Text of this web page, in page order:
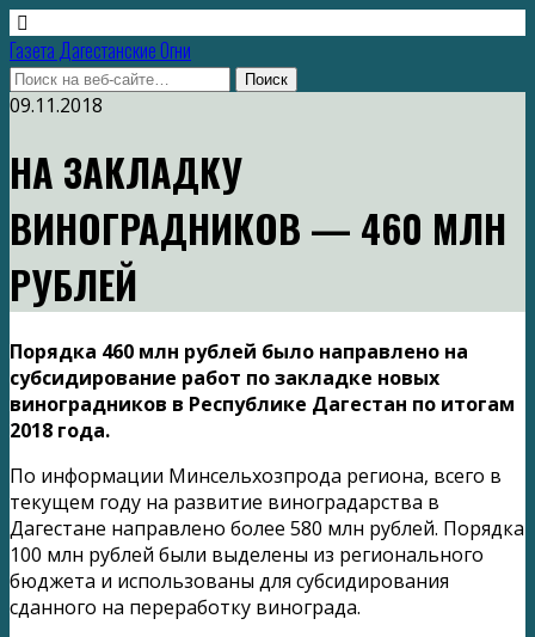
Газета Дагестанские Огни
09.11.2018
НА ЗАКЛАДКУ
ВИНОГРАДНИКОВ — 460 МЛН
РУБЛЕЙ
Порядка 460 млн рублей было направлено на
субсидирование работ по закладке новых
виноградников в Республике Дагестан по итогам
2018 года.
По информации Минсельхозпрода региона, всего в
текущем году на развитие виноградарства в
Дагестане направлено более 580 млн рублей. Порядка
100 млн рублей были выделены из регионального
бюджета и использованы для субсидирования
сданного на переработку винограда.